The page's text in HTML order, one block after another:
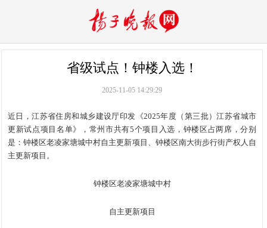
省级试点！钟楼入选！
2025-11-05 14:29:29
近日，江苏省住房和城乡建设厅印发《2025年度（第三批）江苏省城市
更新试点项目名单》，常州市共有5个项目入选，钟楼区占两席，分别
是：钟楼区老凌家塘城中村自主更新项目、钟楼区南大街步行街产权人自
主更新项目。
钟楼区老凌家塘城中村
自主更新项目